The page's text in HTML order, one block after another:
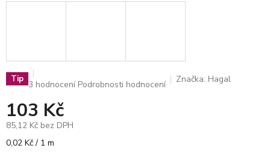
Tip Průměrné
produktu
je
4,0
z
3 hodnocení Podrobnosti hodnocení Značka: Hagal
103 Kč
85,12 Kč bez DPH
Měrná
0,02 Kč / 1 m